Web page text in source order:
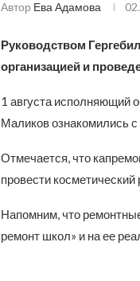
Автор Ева Адамова
Руководством
организацией и
1 августа исполняющий
Маликов ознакомились
Отмечается, что
провести
Напомним, что
ремонт школ» и на ее